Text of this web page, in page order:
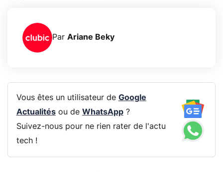
Par Ariane Beky
Vous êtes un utilisateur de Google
Actualitésou de WhatsApp?
Suivez-nous pour ne rien rater de l'actu
tech !